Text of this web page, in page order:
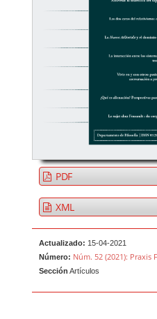
PDF
XML
Actualizado: 15-04-2021
Número: Núm. 52 (2021):
Sección Artículos